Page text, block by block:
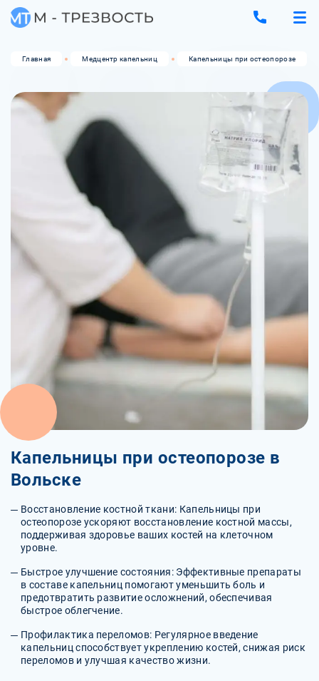
Главная Медцентр капельниц Капельницы при остеопорозе
Капельницы при остеопорозе в
Вольске
Восстановление костной ткани: Капельницы при
остеопорозе ускоряют восстановление костной массы,
поддерживая здоровье ваших костей на клеточном
уровне.
Быстрое улучшение состояния: Эффективные препараты
в составе капельниц помогают уменьшить боль и
предотвратить развитие осложнений, обеспечивая
быстрое облегчение.
Профилактика переломов: Регулярное введение
капельниц способствует укреплению костей, снижая риск
переломов и улучшая качество жизни.